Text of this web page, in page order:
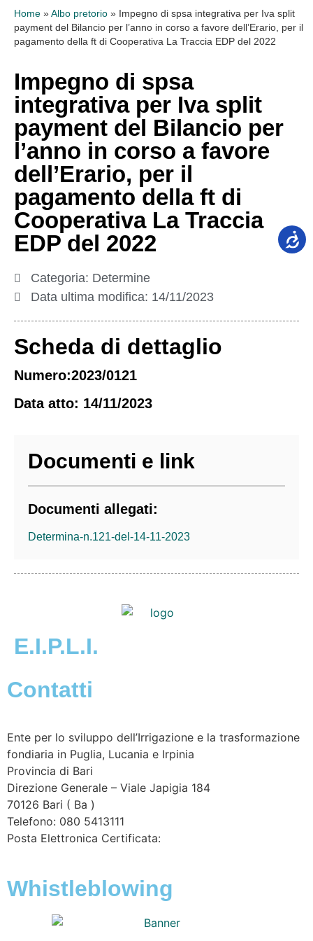
Home » Albo pretorio » Impegno di spsa integrativa per Iva split
payment del Bilancio per l’anno in corso a favore dell’Erario, per il
pagamento della ft di Cooperativa La Traccia EDP del 2022
Impegno di spsa
integrativa per Iva split
payment del Bilancio per
l’anno in corso a favore
dell’Erario, per il
pagamento della ft di
Cooperativa La Traccia
EDP del 2022
Categoria: Determine
Data ultima modifica: 14/11/2023
Scheda di dettaglio
Numero:2023/0121
Data atto: 14/11/2023
Documenti e link
Documenti allegati:
Determina-n.121-del-14-11-2023
E.I.P.L.I.
Contatti
Ente per lo sviluppo dell’Irrigazione e la trasformazione
fondiaria in Puglia, Lucania e Irpinia
Provincia di Bari
Direzione Generale – Viale Japigia 184
70126 Bari ( Ba )
Telefono: 080 5413111
Posta Elettronica Certificata:
Whistleblowing